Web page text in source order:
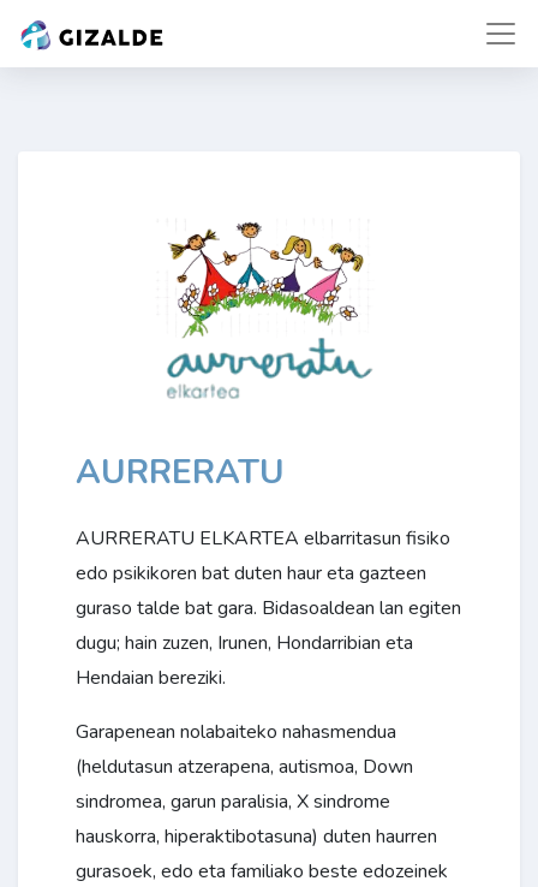
AURRERATU
AURRERATU ELKARTEA elbarritasun fisiko
edo psikikoren bat duten haur eta gazteen
guraso talde bat gara. Bidasoaldean lan egiten
dugu; hain zuzen, Irunen, Hondarribian eta
Hendaian bereziki.
Garapenean nolabaiteko nahasmendua
(heldutasun atzerapena, autismoa, Down
sindromea, garun paralisia, X sindrome
hauskorra, hiperaktibotasuna) duten haurren
gurasoek, edo eta familiako beste edozeinek